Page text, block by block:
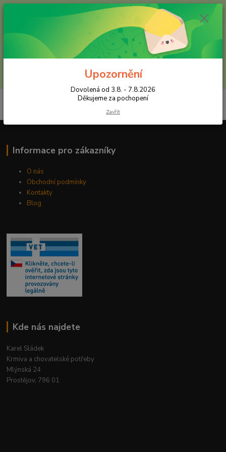
(Po-Pá, 8:30-16 hod.)
Informace pro zákazníky
O nás
Obchodní podmínky
Kontakty
Blog
Kde nás najdete
Karel Sládek
Krmiva a chovatelské potřeby
Mlýnská 24
Prostějov, 796 01
Upozornění
Dovolená od 3.8. - 7.8.2026
Děkujeme za pochopení
Zavřít